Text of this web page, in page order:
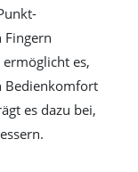
es,
Bedienkomfort
es dazu bei,